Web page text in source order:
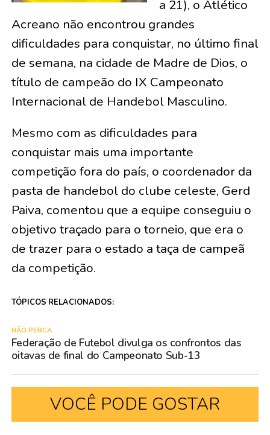
a 21), o Atlético
Acreano não encontrou grandes
dificuldades para conquistar, no último final
de semana, na cidade de Madre de Dios, o
título de campeão do IX Campeonato
Internacional de Handebol Masculino.
Mesmo com as dificuldades para
conquistar mais uma importante
competição fora do país, o coordenador da
pasta de handebol do clube celeste, Gerd
Paiva, comentou que a equipe conseguiu o
objetivo traçado para o torneio, que era o
de trazer para o estado a taça de campeã
da competição.
TÓPICOS RELACIONADOS:
NÃO PERCA
Federação de Futebol divulga os confrontos das
oitavas de final do Campeonato Sub-13
VOCÊ PODE GOSTAR